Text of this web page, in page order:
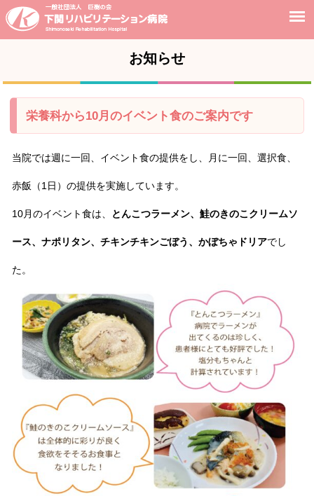
お知らせ
栄養科から10月のイベント食のご案内です
当院では週に一回、イベント食の提供をし、月に一回、選択食、
赤飯（1日）の提供を実施しています。
10月のイベント食は、 とんこつラーメン、鮭のきのこクリームソ
ース、ナポリタン、チキンチキンごぼう、かぼちゃドリアでし
た。